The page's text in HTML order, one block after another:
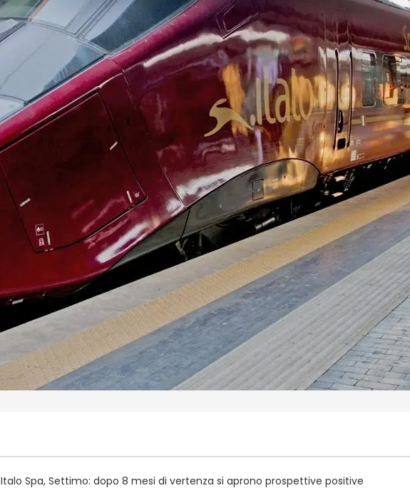
Italo Spa, Settimo: dopo 8 mesi di vertenza si aprono prospettive positive